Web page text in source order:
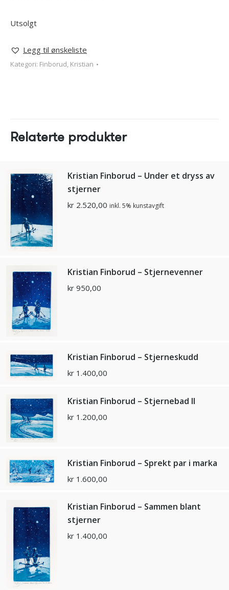
Utsolgt
Legg til ønskeliste
Kategori: Finborud, Kristian
Relaterte produkter
Kristian Finborud – Under et dryss av
stjerner
kr 2.520,00 inkl. 5% kunstavgift
Kristian Finborud – Stjernevenner
kr 950,00
Kristian Finborud – Stjerneskudd
kr 1.400,00
Kristian Finborud – Stjernebad ll
kr 1.200,00
Kristian Finborud – Sprekt par i marka
kr 1.600,00
Kristian Finborud – Sammen blant
stjerner
kr 1.400,00